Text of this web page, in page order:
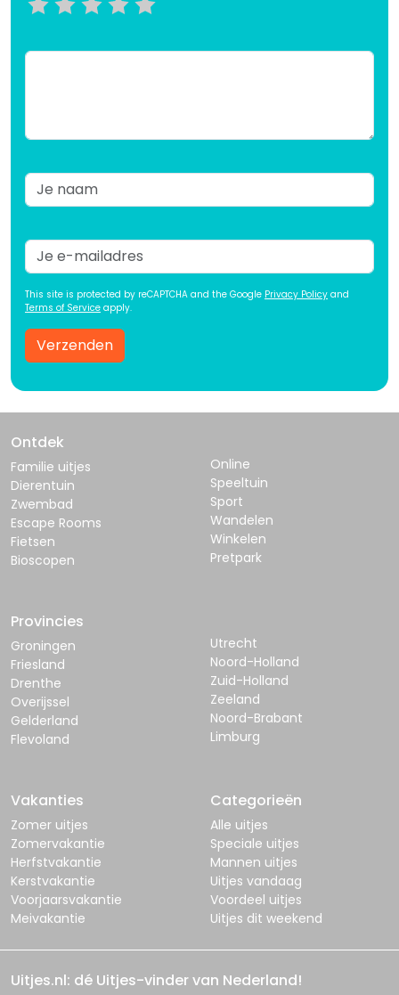
This site is protected by reCAPTCHA and the Google Privacy Policy and
Terms of Service apply.
Verzenden
Ontdek
Familie uitjes
Dierentuin
Zwembad
Escape Rooms
Fietsen
Bioscopen
Online
Speeltuin
Sport
Wandelen
Winkelen
Pretpark
Provincies
Groningen
Friesland
Drenthe
Overijssel
Gelderland
Flevoland
Utrecht
Noord-Holland
Zuid-Holland
Zeeland
Noord-Brabant
Limburg
Vakanties
Zomer uitjes
Zomervakantie
Herfstvakantie
Kerstvakantie
Voorjaarsvakantie
Meivakantie
Categorieën
Alle uitjes
Speciale uitjes
Mannen uitjes
Uitjes vandaag
Voordeel uitjes
Uitjes dit weekend
Uitjes.nl: dé Uitjes-vinder van Nederland!